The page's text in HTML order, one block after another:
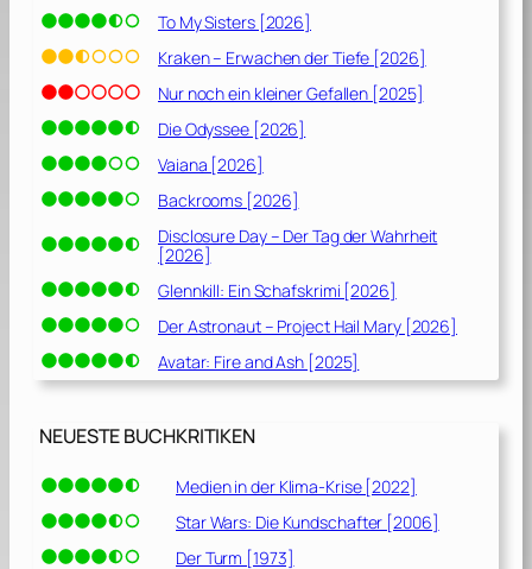
To My Sisters [2026]
Kraken – Erwachen der Tiefe [2026]
Nur noch ein kleiner Gefallen [2025]
Die Odyssee [2026]
Vaiana [2026]
Backrooms [2026]
Disclosure Day – Der Tag der Wahrheit
[2026]
Glennkill: Ein Schafskrimi [2026]
Der Astronaut – Project Hail Mary [2026]
Avatar: Fire and Ash [2025]
NEUESTE BUCHKRITIKEN
Medien in der Klima-Krise [2022]
Star Wars: Die Kundschafter [2006]
Der Turm [1973]